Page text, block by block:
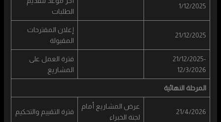
1/12/2025
الطلبات
21/12/2025
إعلان المقترحات
المقبولة
21/12/2025-
12/3/2026
فترة العمل على
المشاريع
المرحلة النهائية
21/4/2026
عرض المشاريع أمام
لجنة الخبراء
فترة التقييم والتحكيم